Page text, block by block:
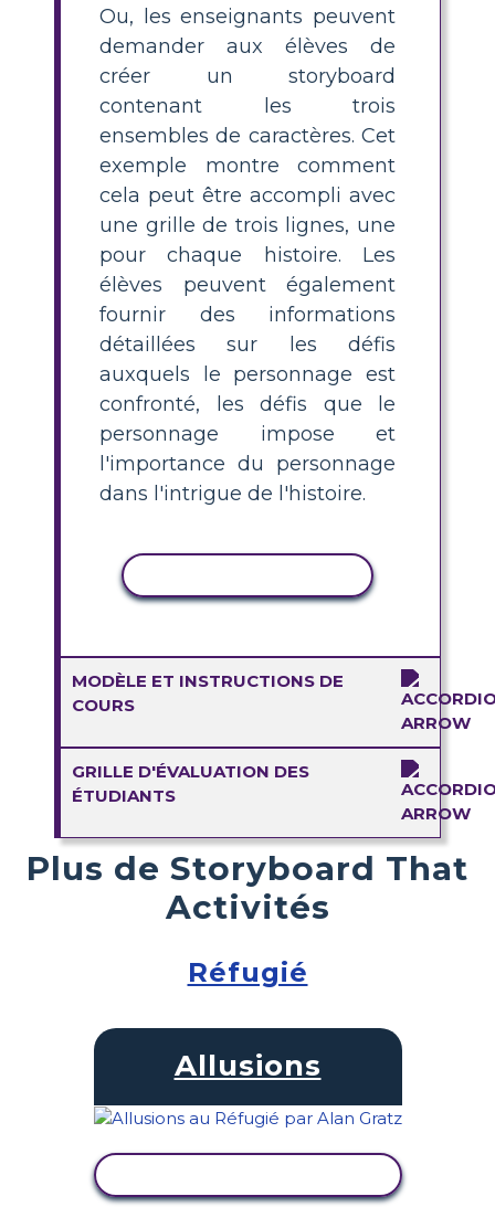
Ou, les enseignants peuvent
demander aux élèves de
créer un storyboard
contenant les trois
ensembles de caractères. Cet
exemple montre comment
cela peut être accompli avec
une grille de trois lignes, une
pour chaque histoire. Les
élèves peuvent également
fournir des informations
détaillées sur les défis
auxquels le personnage est
confronté, les défis que le
personnage impose et
l'importance du personnage
dans l'intrigue de l'histoire.
MODÈLE ET INSTRUCTIONS DE
COURS
GRILLE D'ÉVALUATION DES
ÉTUDIANTS
Plus de Storyboard That
Activités
Réfugié
Allusions